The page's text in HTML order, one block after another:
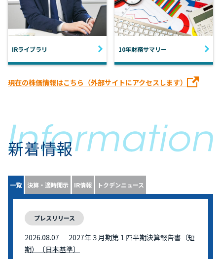
IRライブラリ 10年財務サマリー
現在の株価情報はこちら（外部サイトにアクセスします）
新着情報
一覧 決算・適時開示 IR情報 トクデンニュース
プレスリリース
2026.08.07
2027年３月期第１四半期決算報告書（短
期）〔日本基準〕